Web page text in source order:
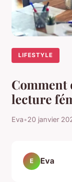
LIFESTYLE
Comment
lecture
Eva•20 janvier
E Eva